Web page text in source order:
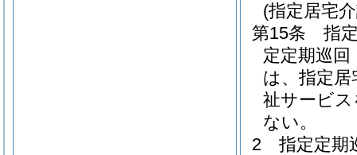
(指定居宅
第15条
指
定定期巡
は、指定
祉サービ
ない。
2
指定定期